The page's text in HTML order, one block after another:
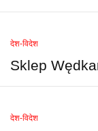
देश-विदेश
Sklep
देश-विदेश